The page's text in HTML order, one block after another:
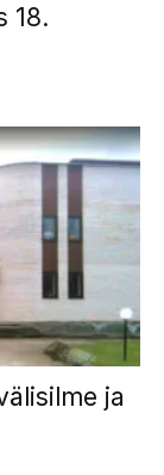
18.
ja